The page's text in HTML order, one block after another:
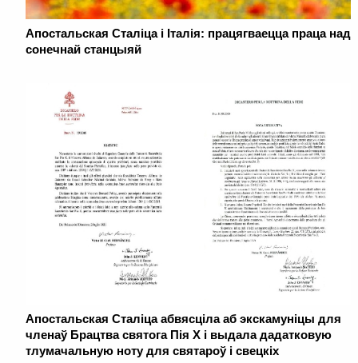
Апостальская Сталіца і Італія: працягваецца праца над
сонечнай станцыяй
Апостальская Сталіца абвясціла аб экскамуніцы для
членаў Брацтва святога Пія Х і выдала дадатковую
тлумачальную ноту для святароў і свецкіх